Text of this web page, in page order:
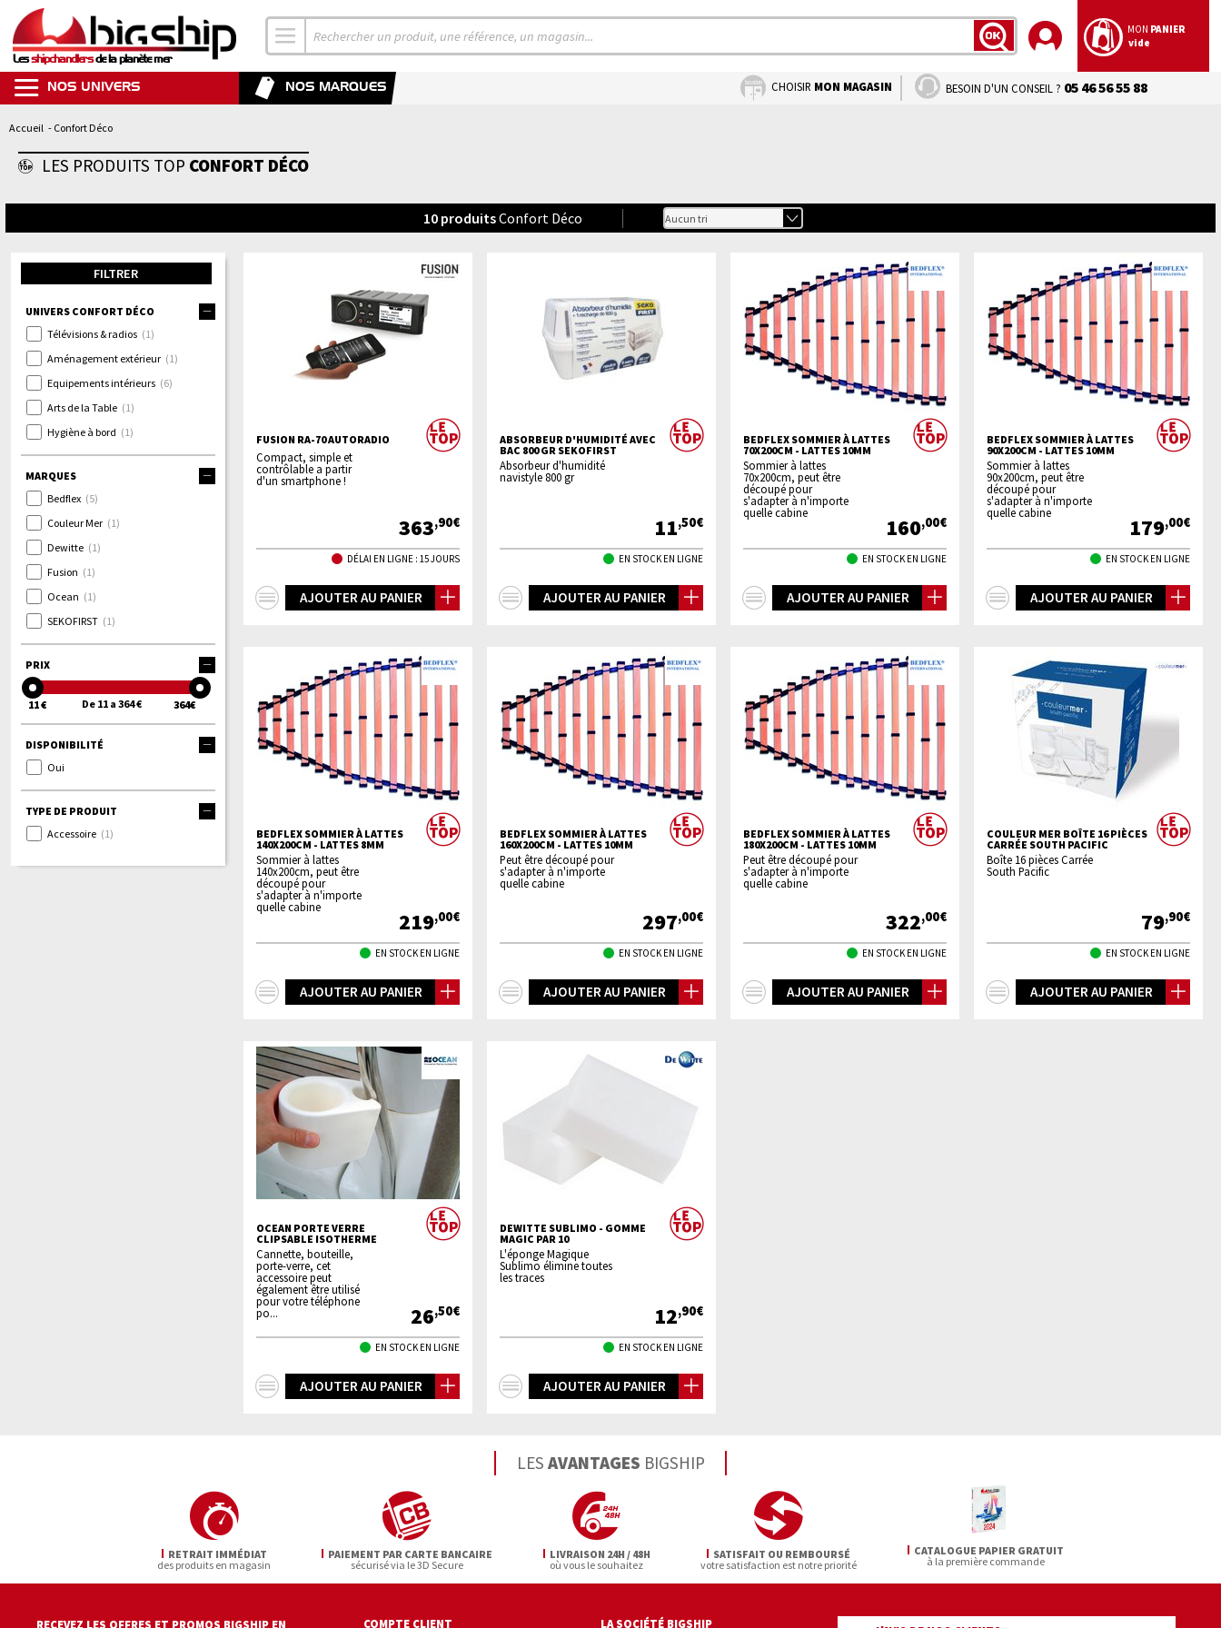
Lesshipchandlersde la planète mer
LANCER
MON PANIER
vide
NOS UNIVERS NOS MARQUES CHOISIR MON MAGASIN BESOIN D'UN CONSEIL ? 05 46 56 55 88
Accueil - Confort Déco
LES PRODUITS TOP CONFORT DÉCO
10 produitsConfort Déco
FILTRER
UNIVERS CONFORT DÉCO
Télévisions & radios (1)
Aménagement extérieur (1)
Equipements intérieurs (6)
Arts de la Table (1)
Hygiène à bord (1)
MARQUES
Bedflex (5)
Couleur Mer (1)
Dewitte (1)
Fusion (1)
Ocean (1)
SEKOFIRST (1)
PRIX
11 € 364€
De 11 a 364 €
DISPONIBILITÉ
Oui
TYPE DE PRODUIT
Accessoire (1)
FUSION RA-70 AUTORADIO
Compact, simple et
contrôlable a partir
d'un smartphone !
363,90€
DÉLAI EN LIGNE : 15 JOURS
AJOUTER AU PANIER
ABSORBEUR D'HUMIDITÉ AVEC
BAC 800 GR SEKOFIRST
Absorbeur d'humidité
navistyle 800 gr
11,50€
EN STOCK EN LIGNE
AJOUTER AU PANIER
BEDFLEX SOMMIER À LATTES
70X200CM - LATTES 10MM
Sommier à lattes
70x200cm, peut être
découpé pour
s'adapter à n'importe
quelle cabine
160,00€
EN STOCK EN LIGNE
AJOUTER AU PANIER
BEDFLEX SOMMIER À LATTES
90X200CM - LATTES 10MM
Sommier à lattes
90x200cm, peut être
découpé pour
s'adapter à n'importe
quelle cabine
179,00€
EN STOCK EN LIGNE
AJOUTER AU PANIER
BEDFLEX SOMMIER À LATTES
140X200CM - LATTES 8MM
Sommier à lattes
140x200cm, peut être
découpé pour
s'adapter à n'importe
quelle cabine
219,00€
EN STOCK EN LIGNE
AJOUTER AU PANIER
BEDFLEX SOMMIER À LATTES
160X200CM - LATTES 10MM
Peut être découpé pour
s'adapter à n'importe
quelle cabine
297,00€
EN STOCK EN LIGNE
AJOUTER AU PANIER
BEDFLEX SOMMIER À LATTES
180X200CM - LATTES 10MM
Peut être découpé pour
s'adapter à n'importe
quelle cabine
322,00€
EN STOCK EN LIGNE
AJOUTER AU PANIER
COULEUR MER BOÎTE 16 PIÈCES
CARRÉE SOUTH PACIFIC
Boîte 16 pièces Carrée
South Pacific
79,90€
EN STOCK EN LIGNE
AJOUTER AU PANIER
OCEAN PORTE VERRE
CLIPSABLE ISOTHERME
Cannette, bouteille,
porte-verre, cet
accessoire peut
également être utilisé
pour votre téléphone
po...
26,50€
EN STOCK EN LIGNE
AJOUTER AU PANIER
DEWITTE SUBLIMO - GOMME
MAGIC PAR 10
L'éponge Magique
Sublimo élimine toutes
les traces
12,90€
EN STOCK EN LIGNE
AJOUTER AU PANIER
LES AVANTAGES BIGSHIP
RETRAIT IMMÉDIAT
des produits en magasin
PAIEMENT PAR CARTE BANCAIRE
sécurisé via le 3D Secure
LIVRAISON 24H / 48H
où vous le souhaitez
SATISFAIT OU REMBOURSÉ
votre satisfaction est notre priorité
CATALOGUE PAPIER GRATUIT
à la première commande
RECEVEZ LES OFFRES ET PROMOS BIGSHIP EN COMPTE CLIENT LA SOCIÉTÉ BIGSHIP